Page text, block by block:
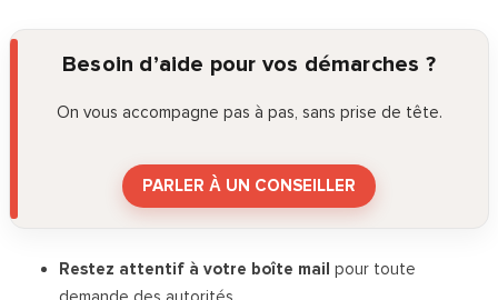
Besoin d’aide pour vos démarches ?
On vous accompagne pas à pas, sans prise de tête.
PARLER À UN CONSEILLER
Restez attentif à votre boîte mail pour toute